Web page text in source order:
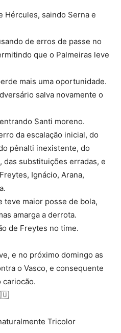
Hércules, saindo Serna e
de erros de passe no
que o Palmeiras leve
mais uma oportunidade.
salva novamente o
Santi moreno.
da escalação inicial, do
pênalti inexistente, do
das substituições erradas, e
Ignácio, Arana,
teve maior posse de bola,
amarga a derrota.
de Freytes no time.
e no próximo domingo as
o Vasco, e consequente
cariocão.
Tricolor